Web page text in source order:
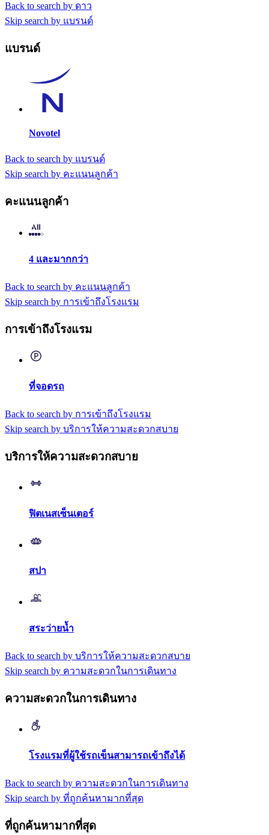
Back to search by ดาว
Skip search by แบรนด์
แบรนด์
Novotel
Back to search by แบรนด์
Skip search by คะแนนลูกค้า
คะแนนลูกค้า
4 และมากกว่า
Back to search by คะแนนลูกค้า
Skip search by การเข้าถึงโรงแรม
การเข้าถึงโรงแรม
ที่จอดรถ
Back to search by การเข้าถึงโรงแรม
Skip search by บริการให้ความสะดวกสบาย
บริการให้ความสะดวกสบาย
ฟิตเนสเซ็นเตอร์
สปา
สระว่ายน้ำ
Back to search by บริการให้ความสะดวกสบาย
Skip search by ความสะดวกในการเดินทาง
ความสะดวกในการเดินทาง
โรงแรมที่ผู้ใช้รถเข็นสามารถเข้าถึงได้
Back to search by ความสะดวกในการเดินทาง
Skip search by ที่ถูกค้นหามากที่สุด
ที่ถูกค้นหามากที่สุด